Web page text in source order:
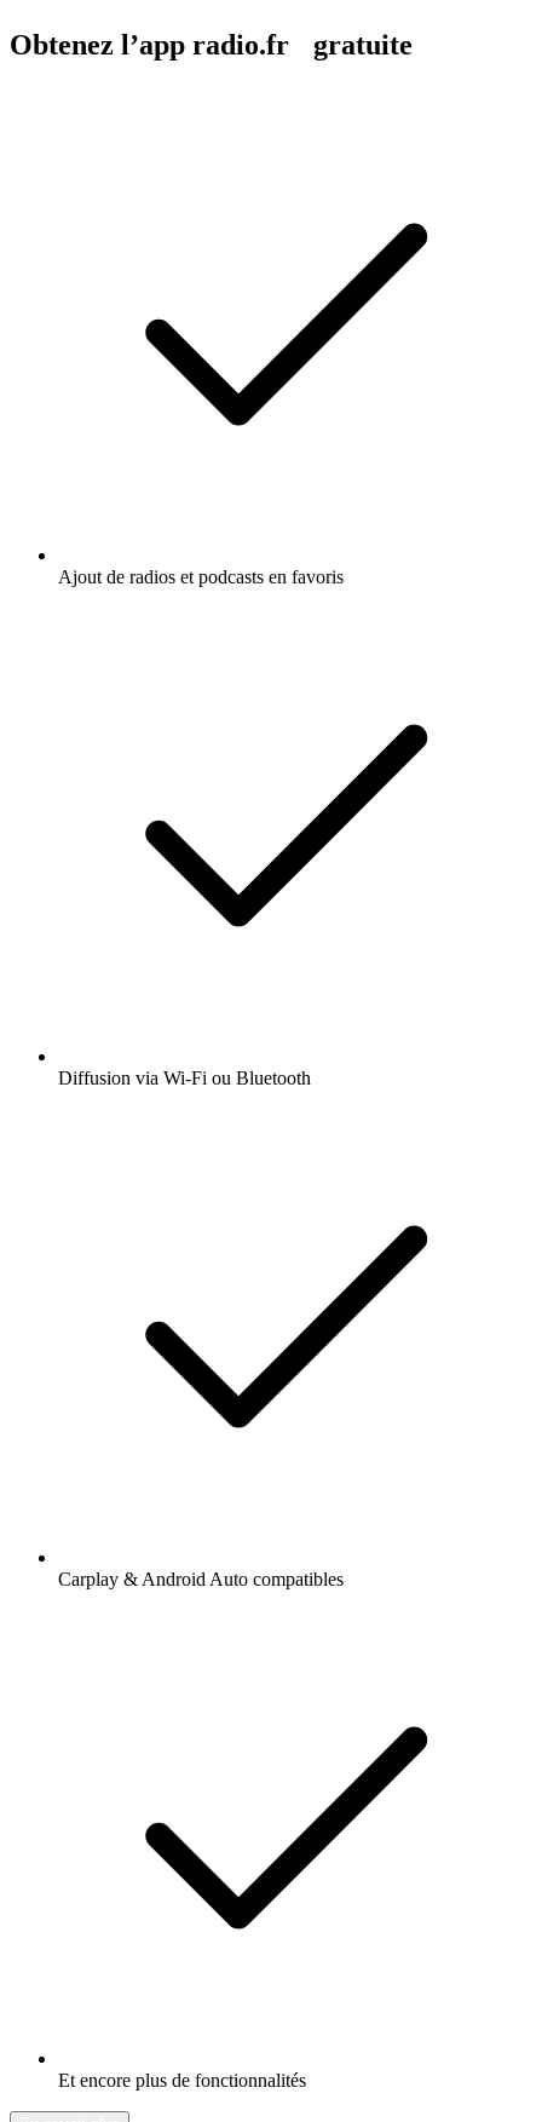
Obtenez l’app radio.fr gratuite
Ajout de radios et podcasts en favoris
Diffusion via Wi-Fi ou Bluetooth
Carplay & Android Auto compatibles
Et encore plus de fonctionnalités